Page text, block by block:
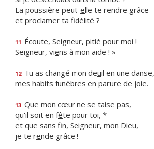
La poussière peut-elle te rendre grâce
et proclamer ta fidélité ?
11 Écoute, Seigneur, pitié pour moi !
Seigneur, viens à mon aide ! »
12 Tu as changé mon deuil en une danse,
mes habits funèbres en parure de joie.
13 Que mon cœur ne se taise pas,
qu'il soit en fête pour toi, *
et que sans fin, Seigneur, mon Dieu,
je te rende grâce !